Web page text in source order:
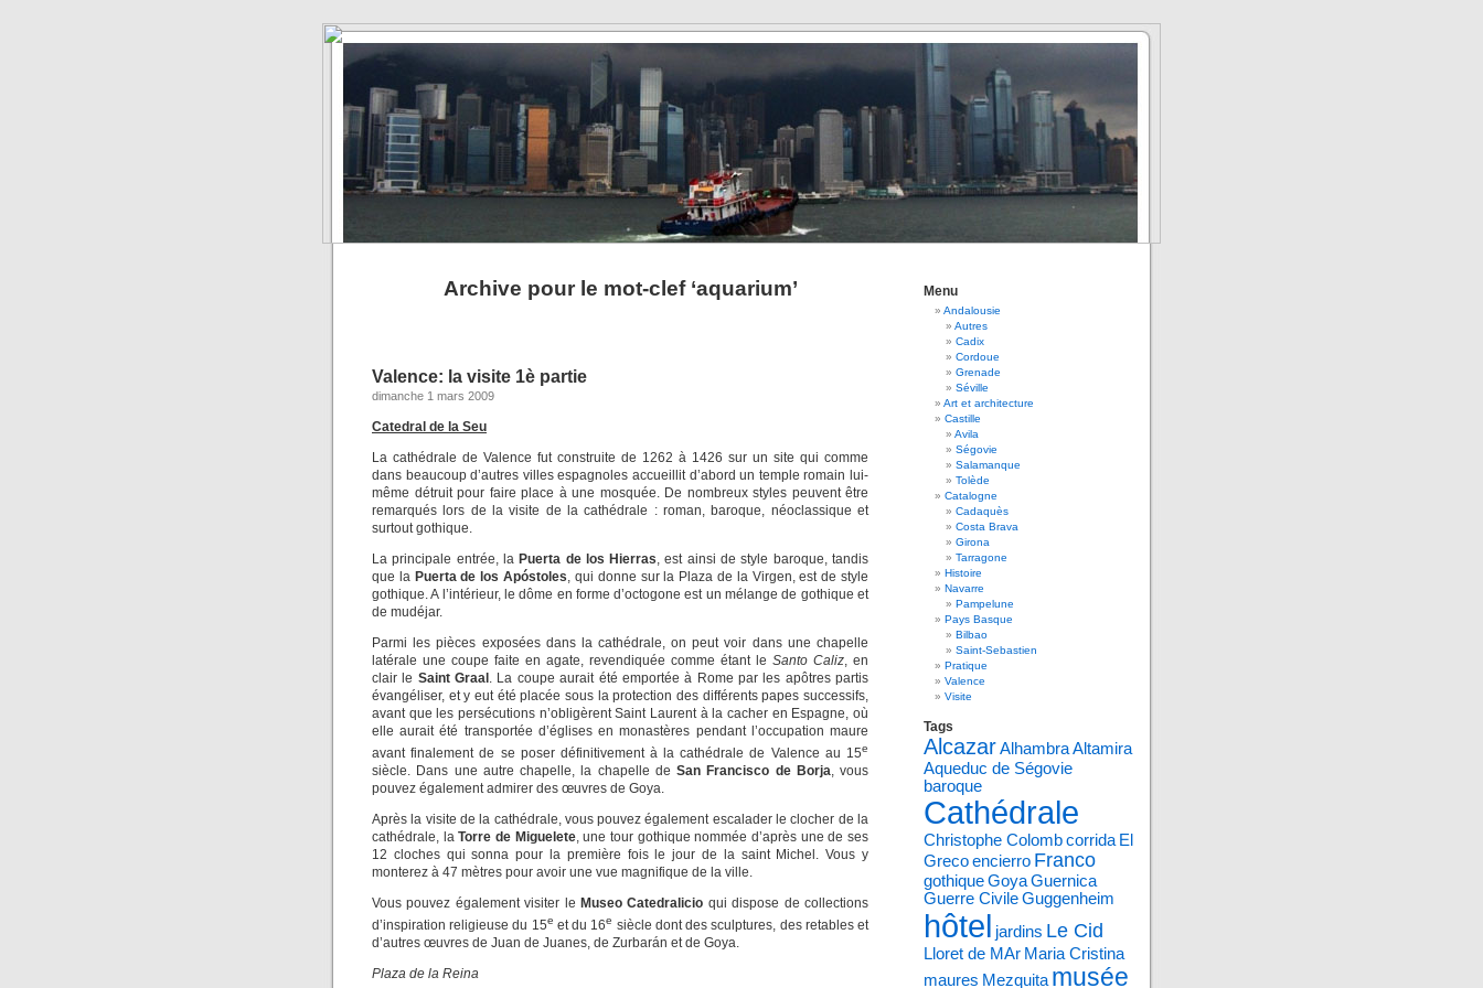
Archive pour le mot-clef ‘aquarium’
Valence: la visite 1è partie
dimanche 1 mars 2009
Catedral de la Seu
La cathédrale de Valence fut construite de 1262 à 1426 sur un site qui comme
dans beaucoup d’autres villes espagnoles accueillit d’abord un temple romain lui-
même détruit pour faire place à une mosquée. De nombreux styles peuvent être
remarqués lors de la visite de la cathédrale : roman, baroque, néoclassique et
surtout gothique.
La principale entrée, la Puerta de los Hierras, est ainsi de style baroque, tandis
que la Puerta de los Apóstoles, qui donne sur la Plaza de la Virgen, est de style
gothique. A l’intérieur, le dôme en forme d’octogone est un mélange de gothique et
de mudéjar.
Parmi les pièces exposées dans la cathédrale, on peut voir dans une chapelle
latérale une coupe faite en agate, revendiquée comme étant le Santo Caliz, en
clair le Saint Graal . La coupe aurait été emportée à Rome par les apôtres partis
évangéliser, et y eut été placée sous la protection des différents papes successifs,
avant que les persécutions n’obligèrent Saint Laurent à la cacher en Espagne, où
elle aurait été transportée d’églises en monastères pendant l’occupation maure
avant finalement de se poser définitivement à la cathédrale de Valence au 15e
siècle. Dans une autre chapelle, la chapelle de San Francisco de Borja, vous
pouvez également admirer des œuvres de Goya.
Après la visite de la cathédrale, vous pouvez également escalader le clocher de la
cathédrale, laTorre de Miguelete, une tour gothique nommée d’après une de ses
12 cloches qui sonna pour la première fois le jour de la saint Michel. Vous y
monterez à 47 mètres pour avoir une vue magnifique de la ville.
Vous pouvez également visiter le Museo Catedralicio qui dispose de collections
d’inspiration religieuse du 15e et du 16e siècle dont des sculptures, des retables et
d’autres œuvres de Juan de Juanes, de Zurbarán et de Goya.
Plaza de la Reina
Menu
Andalousie
Autres
Cadix
Cordoue
Grenade
Séville
Art et architecture
Castille
Avila
Ségovie
Salamanque
Tolède
Catalogne
Cadaquès
Costa Brava
Girona
Tarragone
Histoire
Navarre
Pampelune
Pays Basque
Bilbao
Saint-Sebastien
Pratique
Valence
Visite
Tags
AlcazarAlhambraAltamira
Aqueduc de Ségovie
baroque
Cathédrale
Christophe Colombcorrida El
Grecoencierro Franco
gothiqueGoyaGuernica
Guerre CivileGuggenheim
hôtel jardins Le Cid
Lloret de MAr Maria Cristina
maures Mezquita musée